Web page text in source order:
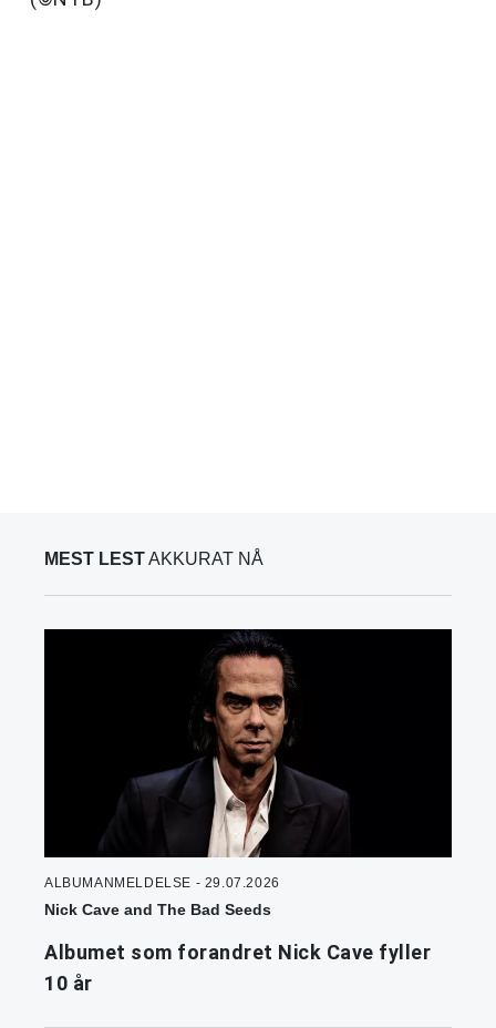
MEST LESTAKKURAT NÅ
ALBUMANMELDELSE - 29.07.2026
Nick Cave and The Bad Seeds
Albumet som forandret Nick Cave fyller
10 år